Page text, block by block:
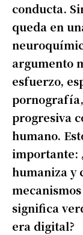
conducta.
queda en
argumento
esfuerzo,
progresiva
humano.
importante:
humaniza y
significa
era digital?